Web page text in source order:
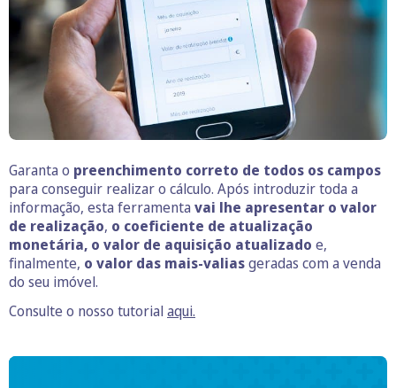
Garanta o preenchimento correto de todos os campos
para conseguir realizar o cálculo. Após introduzir toda a
informação, esta ferramenta vai lhe apresentar o valor
de realização, o coeficiente de atualização
monetária, o valor de aquisição atualizado e,
finalmente, o valor das mais-valiasgeradas com a venda
do seu imóvel.
Consulte o nosso tutorial aqui.